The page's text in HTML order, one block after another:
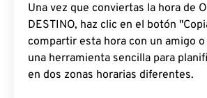
Una vez que conviertas la hora de
DESTINO, haz clic en el botón
compartir esta hora con un amigo
una herramienta sencilla para
en dos zonas horarias diferentes.